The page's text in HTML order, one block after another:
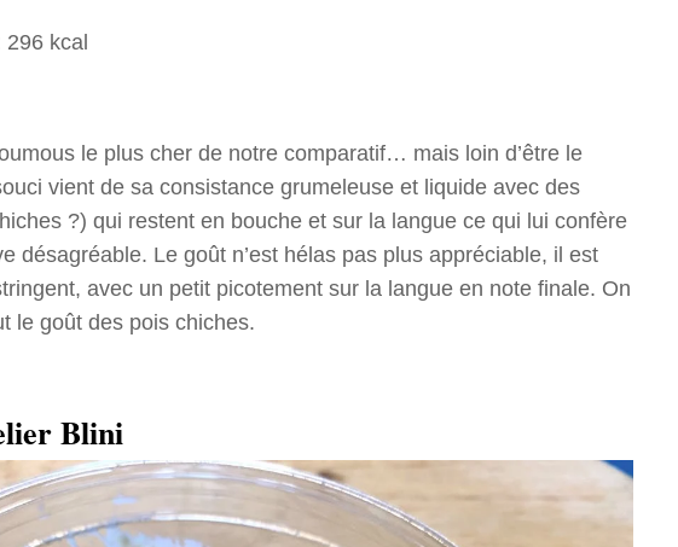
296 kcal
le plus cher de notre comparatif… mais loin d’être le
vient de sa consistance grumeleuse et liquide avec des
?) qui restent en bouche et sur la langue ce qui lui confère
désagréable. Le goût n’est hélas pas plus appréciable, il est
avec un petit picotement sur la langue en note finale. On
le goût des pois chiches.
Blini